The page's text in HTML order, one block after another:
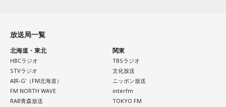
藤木：今回、日本代表はケガ人が続出しましたが、それでも
あの戦いができたというのは、選手層も相当厚くなったとい
うことでしょうか？
福田：そうですね。選手層は厚くなっているし、森保監督の
「誰が出ても同じような戦いができる準備をしてきた」とい
のは、1～2年目の芸人の子たちだと思うんですけど……たぶ
ん、その子たちは本当に挨拶していないと思います」と苦笑
い。有吉が「なんでなの？」と尋ねると、カミムラは「こん
なことを言うのもあれですけど、（ぐりんぴーすさんが）ど
ういう先輩か分かっていないんだと思います」と正直に語り
ます。
放送局一覧
北海道・東北
HBCラジオ
STVラジオ
AIR-G'（FM北海道）
FM NORTH WAVE
RAB青森放送
関東
TBSラジオ
文化放送
ニッポン放送
interfm
TOKYO FM